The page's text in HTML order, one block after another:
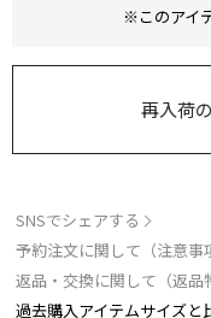
※このアイ
再入荷
SNSでシェアする
予約注文に関して（注意事
返品・交換に関して（返品
過去購入アイテムサイズと